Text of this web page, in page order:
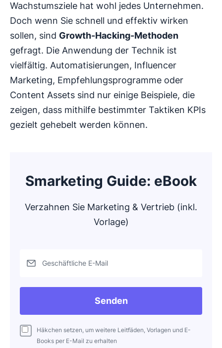
Wachstumsziele hat wohl jedes Unternehmen.
Doch wenn Sie schnell und effektiv wirken
sollen, sind Growth-Hacking-Methoden
gefragt. Die Anwendung der Technik ist
vielfältig. Automatisierungen, Influencer
Marketing, Empfehlungsprogramme oder
Content Assets sind nur einige Beispiele, die
zeigen, dass mithilfe bestimmter Taktiken KPIs
gezielt gehebelt werden können.
Smarketing Guide: eBook
Verzahnen Sie Marketing & Vertrieb (inkl.
Vorlage)
Geschäftliche E-Mail
Senden
Häkchen setzen, um weitere Leitfäden, Vorlagen und E-
Books per E-Mail zu erhalten